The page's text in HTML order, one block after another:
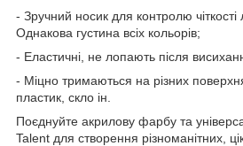
- Зручний носик для контролю чіткості
Однакова густина всіх кольорів;
- Еластичні, не лопають після
- Міцно тримаються на різних
пластик, скло ін.
Поєднуйте акрилову фарбу та
Talent для створення різноманітних,